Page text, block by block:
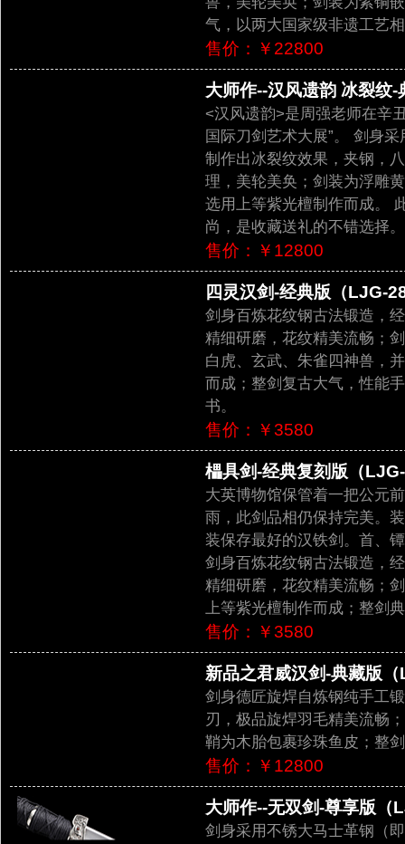
气，以两大国家级非遗工艺
售价：￥22800
大师作--汉风遗韵 冰裂纹
<汉风遗韵>是周强老师在辛
国际刀剑艺术大展”。 剑身
制作出冰裂纹效果，夹钢，
理，美轮美奂；剑装为浮雕
选用上等紫光檀制作而成。
尚，是收藏送礼的不错选择。
售价：￥12800
四灵汉剑-经典版（LJG-
剑身百炼花纹钢古法锻造，
精细研磨，花纹精美流畅；
白虎、玄武、朱雀四神兽，
而成；整剑复古大气，性能
书。
售价：￥3580
櫑具剑-经典复刻版（
大英博物馆保管着一把公元
雨，此剑品相仍保持完美。
装保存最好的汉铁剑。首、
剑身百炼花纹钢古法锻造，
精细研磨，花纹精美流畅；
上等紫光檀制作而成；整剑
售价：￥3580
新品之君威汉剑-典藏版
剑身德匠旋焊自炼钢纯手工
刃，极品旋焊羽毛精美流畅
鞘为木胎包裹珍珠鱼皮；整
售价：￥12800
大师作--无双剑-尊享版（
剑身采用不锈大马士革钢（